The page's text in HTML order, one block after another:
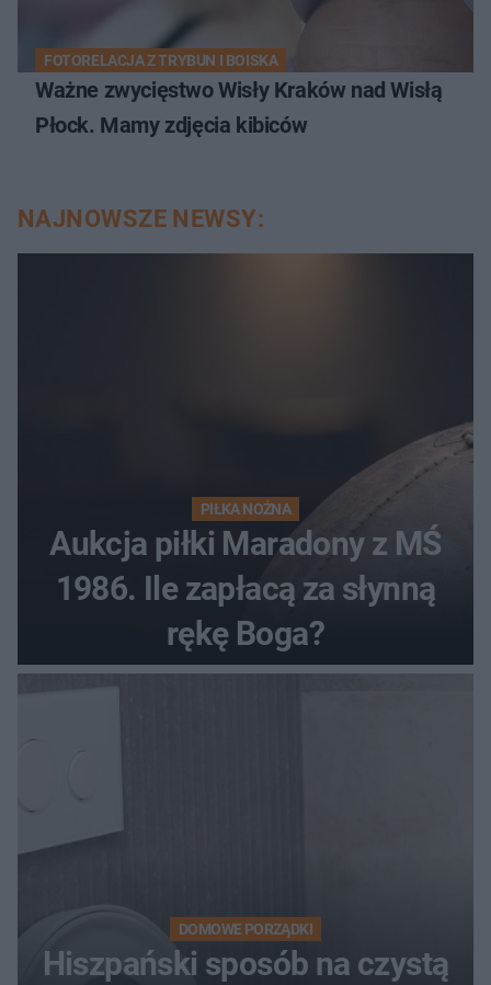
FOTORELACJA Z TRYBUN I BOISKA
Ważne zwycięstwo Wisły Kraków nad Wisłą
Płock. Mamy zdjęcia kibiców
NAJNOWSZE NEWSY:
PIŁKA NOŻNA
Aukcja piłki Maradony z MŚ
1986. Ile zapłacą za słynną
rękę Boga?
DOMOWE PORZĄDKI
Hiszpański sposób na czystą